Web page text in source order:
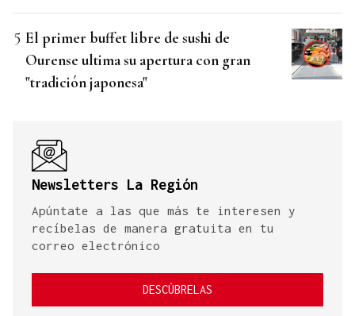
El primer buffet libre de sushi de
Ourense ultima su apertura con gran
"tradición japonesa"
Newsletters La Región
Apúntate a las que más te interesen y
recíbelas de manera gratuita en tu
correo electrónico
DESCÚBRELAS